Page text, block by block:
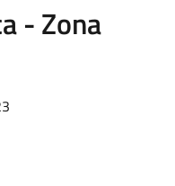
- Zona